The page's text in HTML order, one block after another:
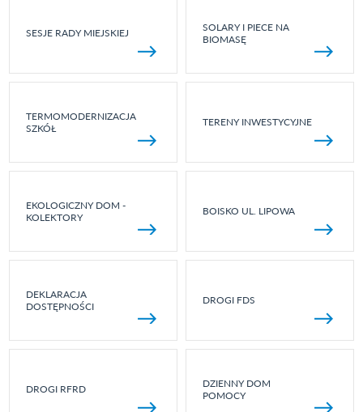
SESJE RADY MIEJSKIEJ
SOLARY I PIECE NA
BIOMASĘ
TERMOMODERNIZACJA
SZKÓŁ
TERENY INWESTYCYJNE
EKOLOGICZNY DOM -
KOLEKTORY
BOISKO UL. LIPOWA
DEKLARACJA
DOSTĘPNOŚCI
DROGI FDS
DROGI RFRD
DZIENNY DOM
POMOCY